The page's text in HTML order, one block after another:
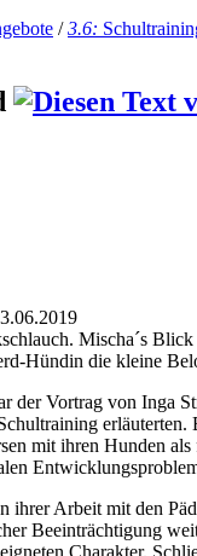
/3.6:
Mischa´s
Hündin die kleine
der Vortrag von Inga
mit ihren Hunden
ihrer Arbeit mit den
Beeinträchtigung